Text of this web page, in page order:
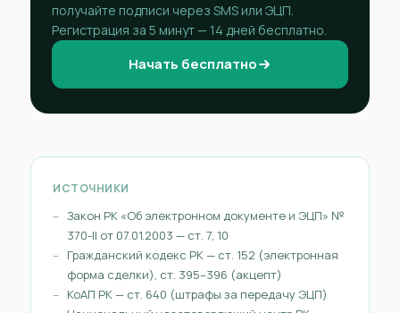
получайте подписи через SMS или ЭЦП.
Регистрация за 5 минут — 14 дней бесплатно.
Начать бесплатно
ИСТОЧНИКИ
Закон РК «Об электронном документе и ЭЦП» №
370-II от 07.01.2003 — ст. 7, 10
Гражданский кодекс РК — ст. 152 (электронная
форма сделки), ст. 395–396 (акцепт)
КоАП РК — ст. 640 (штрафы за передачу ЭЦП)